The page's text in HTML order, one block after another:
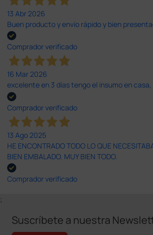
13 Abr 2026
Buen producto y envío rápido y bien
Comprador verificado
16 Mar 2026
excelente en 3 días tengo el insumo en
Comprador verificado
13 Ago 2025
HE ENCONTRADO TODO LO QUE
BIEN EMBALADO. MUY BIEN TODO.
Comprador verificado
;
Suscríbete a nuestra